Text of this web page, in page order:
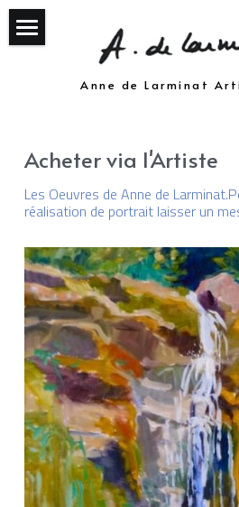
Anne de Larminat
Welcome
Sweet Home
Le génie industriel...
Lumières Changeantes
Masculin/Féminin
Anges ou petits démons
Fleurs et natures
Bestiaire marin
Acheter via l'Artiste
Les Oeuvres de Anne de
réalisation de portrait laisser un
LES CATÉGORIES DE